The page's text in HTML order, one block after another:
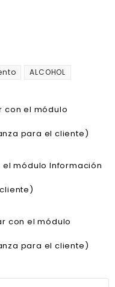
ALCOHOL
con el módulo
para el cliente)
módulo Información
con el módulo
para el cliente)